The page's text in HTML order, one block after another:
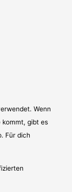
Wenn
kommt, gibt es
Für dich